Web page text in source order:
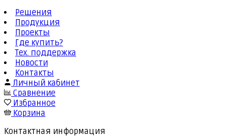
Решения
Продукция
Проекты
Где купить?
Тех. поддержка
Новости
Контакты
Личный кабинет
Сравнение
Избранное
Корзина
Контактная информация